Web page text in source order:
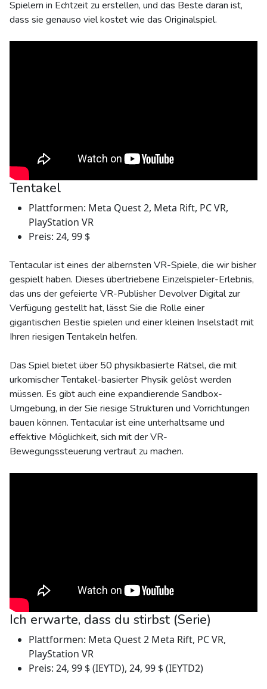
Spielern in Echtzeit zu erstellen, und das Beste daran ist,
dass sie genauso viel kostet wie das Originalspiel.
Tentakel
Plattformen: Meta Quest 2, Meta Rift, PC VR,
PlayStation VR
Preis: 24, 99 $
Tentacular ist eines der albernsten VR-Spiele, die wir bisher
gespielt haben. Dieses übertriebene Einzelspieler-Erlebnis,
das uns der gefeierte VR-Publisher Devolver Digital zur
Verfügung gestellt hat, lässt Sie die Rolle einer
gigantischen Bestie spielen und einer kleinen Inselstadt mit
Ihren riesigen Tentakeln helfen.
Das Spiel bietet über 50 physikbasierte Rätsel, die mit
urkomischer Tentakel-basierter Physik gelöst werden
müssen. Es gibt auch eine expandierende Sandbox-
Umgebung, in der Sie riesige Strukturen und Vorrichtungen
bauen können. Tentacular ist eine unterhaltsame und
effektive Möglichkeit, sich mit der VR-
Bewegungssteuerung vertraut zu machen.
Ich erwarte, dass du stirbst (Serie)
Plattformen: Meta Quest 2 Meta Rift, PC VR,
PlayStation VR
Preis: 24, 99 $ (IEYTD), 24, 99 $ (IEYTD2)